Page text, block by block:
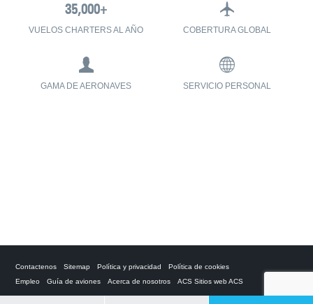
VUELOS CHARTERS AL AÑO COBERTURA GLOBAL
GAMA DE AERONAVES SERVICIO PERSONAL
Contactenos Sitemap Política y privacidad
Política de cookies
Empleo
Guía de aviones Acerca de nosotros ACS Sitios web ACS